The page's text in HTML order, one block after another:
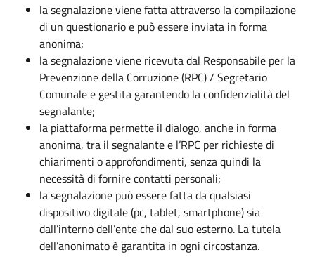
la segnalazione viene fatta attraverso la compilazione
di un questionario e può essere inviata in forma
anonima;
la segnalazione viene ricevuta dal Responsabile per la
Prevenzione della Corruzione (RPC) / Segretario
Comunale e gestita garantendo la confidenzialità del
segnalante;
la piattaforma permette il dialogo, anche in forma
anonima, tra il segnalante e l’RPC per richieste di
chiarimenti o approfondimenti, senza quindi la
necessità di fornire contatti personali;
la segnalazione può essere fatta da qualsiasi
dispositivo digitale (pc, tablet, smartphone) sia
dall’interno dell’ente che dal suo esterno. La tutela
dell’anonimato è garantita in ogni circostanza.